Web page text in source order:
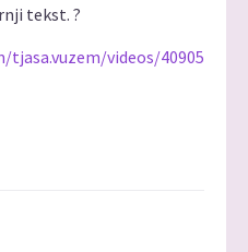
tekst. ?
videos/40905